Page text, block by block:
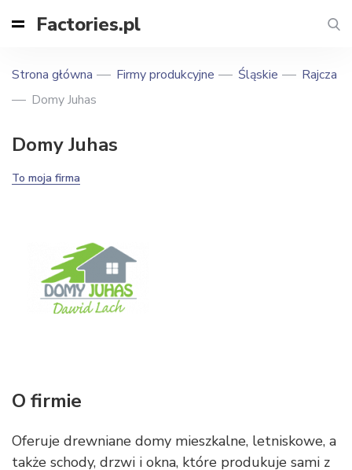
Factories.pl
Strona główna Firmy produkcyjne Śląskie
Rajcza
Domy Juhas
Domy Juhas
To moja firma
O firmie
Oferuje drewniane domy mieszkalne, letniskowe, a
także schody, drzwi i okna, które produkuje sami z